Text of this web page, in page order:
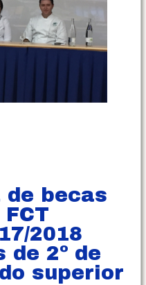
de becas
2018
de 2º de
superior